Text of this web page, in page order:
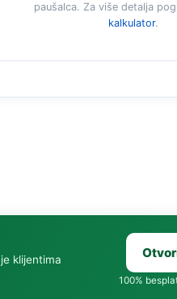
paušalca. Za više detalja
kalkulator.
klijentima
100%